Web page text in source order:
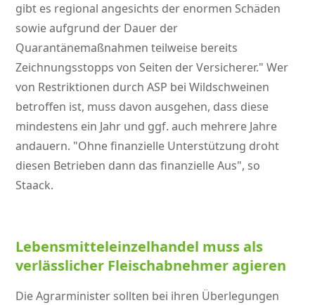
gibt es regional angesichts der enormen Schäden
sowie aufgrund der Dauer der
Quarantänemaßnahmen teilweise bereits
Zeichnungsstopps von Seiten der Versicherer. Wer
von Restriktionen durch ASP bei Wildschweinen
betroffen ist, muss davon ausgehen, dass diese
mindestens ein Jahr und ggf. auch mehrere Jahre
andauern. Ohne finanzielle Unterstützung droht
diesen Betrieben dann das finanzielle Aus , so
Staack.
Lebensmitteleinzelhandel muss als
verlässlicher Fleischabnehmer agieren
Die Agrarminister sollten bei ihren Überlegungen